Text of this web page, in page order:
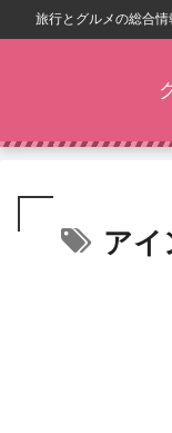
旅行とグルメの総合
アイ